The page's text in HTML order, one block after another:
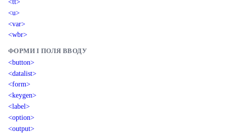
<u>
<var>
<wbr>
ФОРМИ І ПОЛЯ ВВОДУ
<button>
<datalist>
<form>
<keygen>
<label>
<option>
<output>